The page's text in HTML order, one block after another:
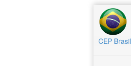
CEP Brasil